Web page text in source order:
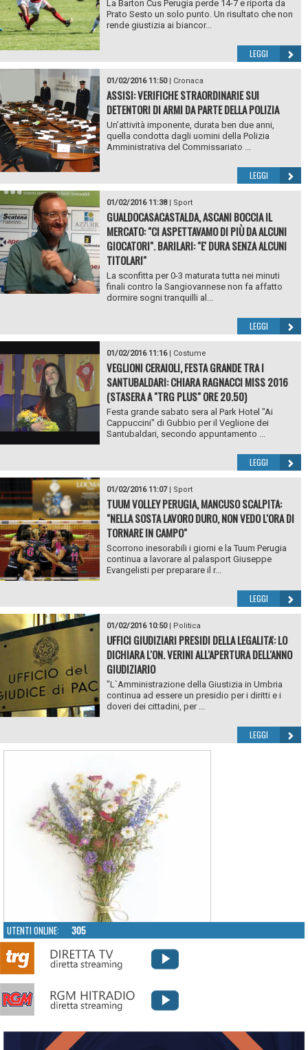
La Barton Cus Perugia perde 14-7 e riporta da
Prato Sesto un solo punto. Un risultato che non
rende giustizia ai biancor...
LEGGI
01/02/2016 11:50| Cronaca
ASSISI: VERIFICHE STRAORDINARIE SUI
DETENTORI DI ARMI DA PARTE DELLA POLIZIA
Un’attività imponente, durata ben due anni,
quella condotta dagli uomini della Polizia
Amministrativa del Commissariato ...
LEGGI
01/02/2016 11:38| Sport
GUALDOCASACASTALDA, ASCANI BOCCIA IL
MERCATO: "CI ASPETTAVAMO DI PIÙ DA ALCUNI
GIOCATORI". BARILARI: "E' DURA SENZA ALCUNI
TITOLARI"
La sconfitta per 0-3 maturata tutta nei minuti
finali contro la Sangiovannese non fa affatto
dormire sogni tranquilli al...
LEGGI
01/02/2016 11:16| Costume
VEGLIONI CERAIOLI, FESTA GRANDE TRA I
SANTUBALDARI: CHIARA RAGNACCI MISS 2016
(STASERA A "TRG PLUS" ORE 20.50)
Festa grande sabato sera al Park Hotel "Ai
Cappuccini" di Gubbio per il Veglione dei
Santubaldari, secondo appuntamento ...
LEGGI
01/02/2016 11:07| Sport
TUUM VOLLEY PERUGIA, MANCUSO SCALPITA:
"NELLA SOSTA LAVORO DURO, NON VEDO L'ORA DI
TORNARE IN CAMPO"
Scorrono inesorabili i giorni e la Tuum Perugia
continua a lavorare al palasport Giuseppe
Evangelisti per preparare il r...
LEGGI
01/02/2016 10:50| Politica
UFFICI GIUDIZIARI PRESIDI DELLA LEGALITA': LO
DICHIARA L'ON. VERINI ALL'APERTURA DELL'ANNO
GIUDIZIARIO
"L`Amministrazione della Giustizia in Umbria
continua ad essere un presidio per i diritti e i
doveri dei cittadini, per ...
LEGGI
UTENTI ONLINE: 305